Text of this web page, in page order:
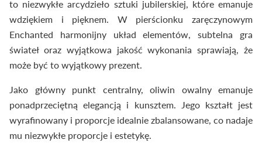
to niezwykłe arcydzieło sztuki jubilerskiej, które emanuje
wdziękiem i pięknem. W pierścionku zaręczynowym
Enchanted harmonijny układ elementów, subtelna gra
świateł oraz wyjątkowa jakość wykonania sprawiają, że
może być to wyjątkowy prezent.
Jako główny punkt centralny, oliwin owalny emanuje
ponadprzeciętną elegancją i kunsztem. Jego kształt jest
wyrafinowany i proporcje idealnie zbalansowane, co nadaje
mu niezwykłe proporcje i estetykę.